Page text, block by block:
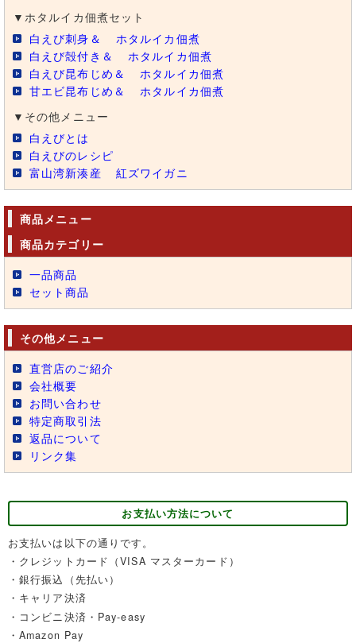
▼ホタルイカ佃煮セット
白えび刺身＆
ホタルイカ佃煮
白えび殻付き＆
ホタルイカ佃煮
白えび昆布じめ＆
ホタルイカ佃煮
甘エビ昆布じめ＆
ホタルイカ佃煮
▼その他メニュー
白えびとは
白えびのレシピ
富山湾新湊産
紅ズワイガニ
商品メニュー
商品カテゴリー
一品商品
セット商品
その他メニュー
直営店のご紹介
会社概要
お問い合わせ
特定商取引法
返品について
リンク集
お支払い方法について
お支払いは以下の通りです。
・クレジットカード（VISA マスターカード）
・銀行振込（先払い）
・キャリア決済
・コンビニ決済・Pay-easy
・Amazon Pay